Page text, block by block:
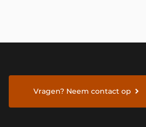
Vragen? Neem contact op